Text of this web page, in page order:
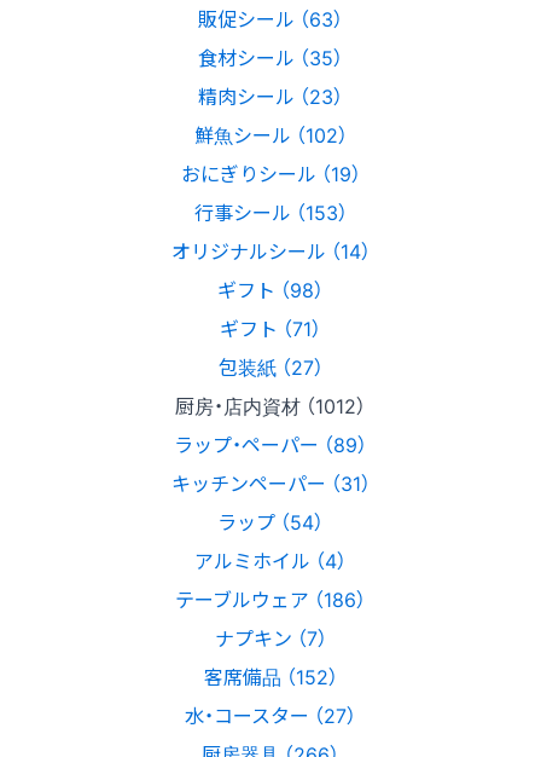
販促シール （63）
食材シール （35）
精肉シール （23）
鮮魚シール （102）
おにぎりシール （19）
行事シール （153）
オリジナルシール （14）
ギフト （98）
ギフト （71）
包装紙 （27）
厨房・店内資材 （1012）
ラップ・ペーパー （89）
キッチンペーパー （31）
ラップ （54）
アルミホイル （4）
テーブルウェア （186）
ナプキン （7）
客席備品 （152）
水・コースター （27）